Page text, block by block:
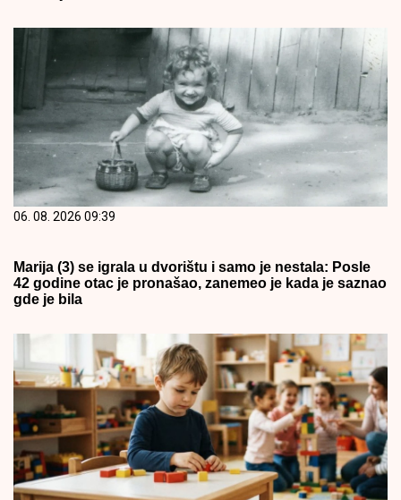
06. 08. 2026 09:39
Marija (3) se igrala u dvorištu i samo je nestala: Posle
42 godine otac je pronašao, zanemeo je kada je saznao
gde je bila